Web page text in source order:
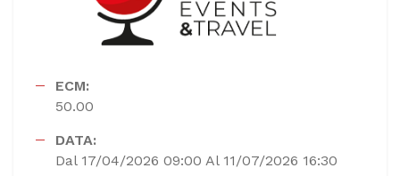
ECM:
50.00
DATA:
Dal 17/04/2026 09:00 Al 11/07/2026 16:30